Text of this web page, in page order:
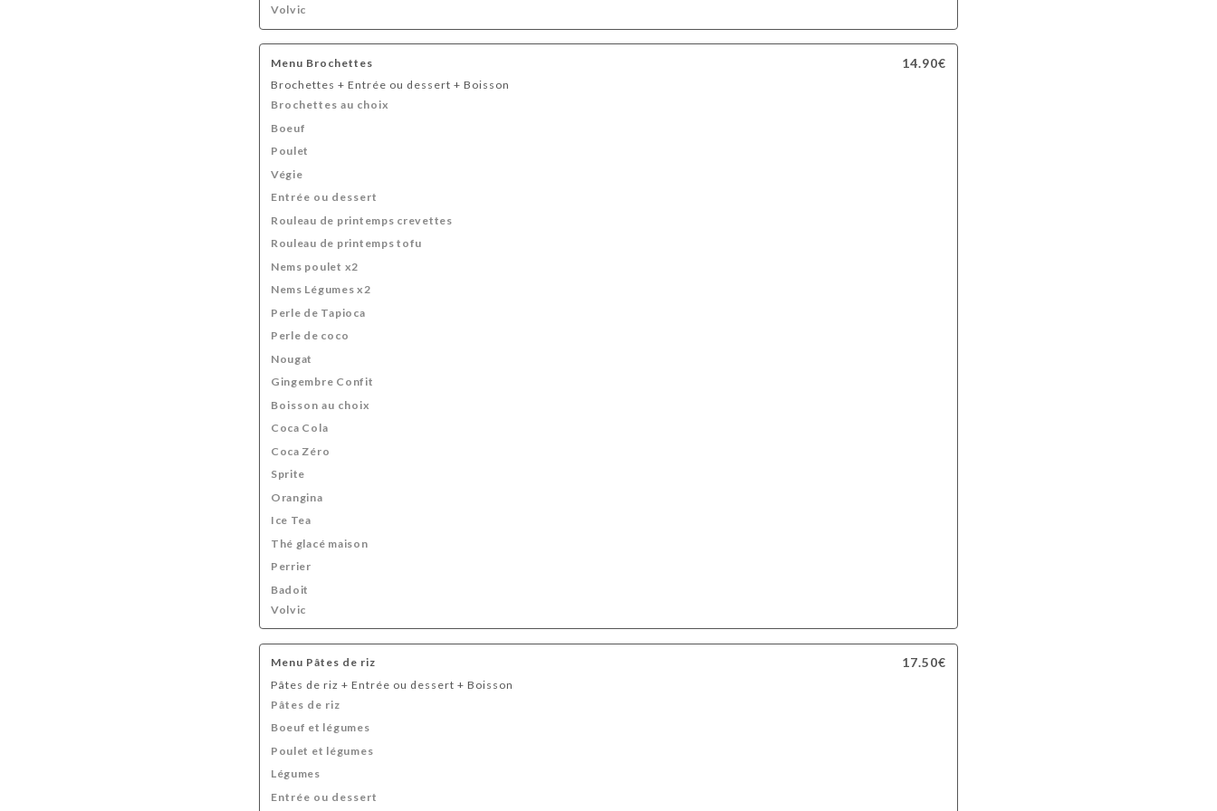
Volvic
Menu Brochettes 14.90€
Brochettes + Entrée ou dessert + Boisson
Brochettes au choix
Boeuf
Poulet
Végie
Entrée ou dessert
Rouleau de printemps crevettes
Rouleau de printemps tofu
Nems poulet x2
Nems Légumes x2
Perle de Tapioca
Perle de coco
Nougat
Gingembre Confit
Boisson au choix
Coca Cola
Coca Zéro
Sprite
Orangina
Ice Tea
Thé glacé maison
Perrier
Badoit
Volvic
Menu Pâtes de riz 17.50€
Pâtes de riz + Entrée ou dessert + Boisson
Pâtes de riz
Boeuf et légumes
Poulet et légumes
Légumes
Entrée ou dessert